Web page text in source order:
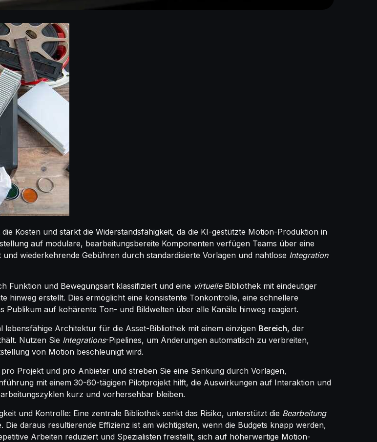
Kosten und stärkt die Widerstandsfähigkeit, da die KI-gestützte Motion-Produktion in
auf modulare, bearbeitungsbereite Komponenten verfügen Teams über eine
wiederkehrende Gebühren durch standardisierte Vorlagen und nahtlose Integration
Funktion und Bewegungsart klassifiziert und eine virtuelleBibliothek mit eindeutiger
hinweg erstellt. Dies ermöglicht eine konsistente Tonkontrolle, eine schnellere
Publikum auf kohärente Ton- und Bildwelten über alle Kanäle hinweg reagiert.
Architektur für die Asset-Bibliothek mit einem einzigen Bereich, der
Nutzen Sie Integrations-Pipelines, um Änderungen automatisch zu verbreiten,
von Motion beschleunigt wird.
Projekt und pro Anbieter und streben Sie eine Senkung durch Vorlagen,
mit einem 30-60-tägigen Pilotprojekt hilft, die Auswirkungen auf Interaktion und
kurz und vorhersehbar bleiben.
und Kontrolle: Eine zentrale Bibliothek senkt das Risiko, unterstützt die Bearbeitung
daraus resultierende Effizienz ist am wichtigsten, wenn die Budgets knapp werden,
Arbeiten reduziert und Spezialisten freistellt, sich auf höherwertige Motion-